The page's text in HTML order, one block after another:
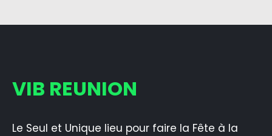
VIB REUNION
Le Seul et Unique lieu pour faire la Fête à la